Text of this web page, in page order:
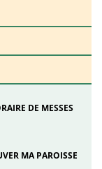
DE MESSES
MA PAROISSE